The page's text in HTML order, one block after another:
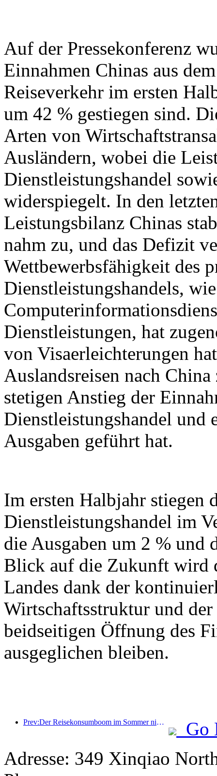
Auf der Pressekonferenz
Einnahmen Chinas aus
Reiseverkehr im ersten
um 42 % gestiegen sind.
Arten von
Ausländern, wobei die
Dienstleistungshandel
widerspiegelt. In den
Leistungsbilanz Chinas
nahm zu, und das Defizit
Wettbewerbsfähigkeit des
Dienstleistungshandels,
Dienstleistungen, hat
von Visaerleichterungen
Auslandsreisen nach
stetigen Anstieg der
Dienstleistungshandel und
Ausgaben geführt hat.
Im ersten Halbjahr stiegen
Dienstleistungshandel im
die Ausgaben um 2 %
Blick auf die Zukunft wird
Landes dank der
Wirtschaftsstruktur und
beidseitigen Öffnung des
ausgeglichen bleiben.
Prev:Der Reisekonsumboom im Sommer nimmt zu, der Markt für Kulturtourismus erlebt Neuerungen und Verbesserungen
Go
Adresse: 349 Xinqiao